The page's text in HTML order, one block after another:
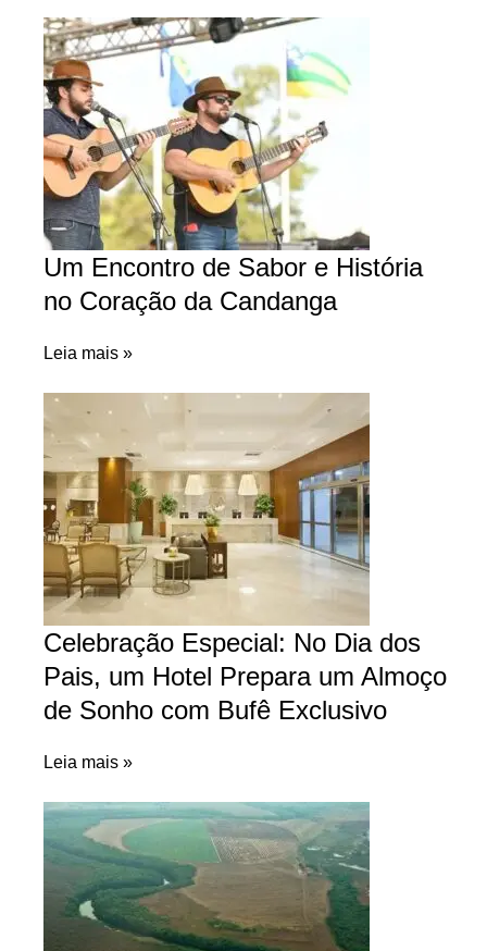
Um Encontro de Sabor e História
no Coração da Candanga
Leia mais »
Celebração Especial: No Dia dos
Pais, um Hotel Prepara um Almoço
de Sonho com Bufê Exclusivo
Leia mais »